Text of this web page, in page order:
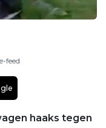
feed
haaks tegen